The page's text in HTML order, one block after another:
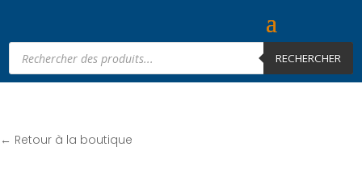
Recherche
produits
RECHERCHER
← Retour à la boutique